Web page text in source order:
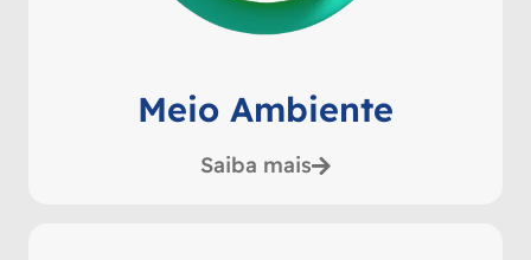
Meio Ambiente
Saiba mais